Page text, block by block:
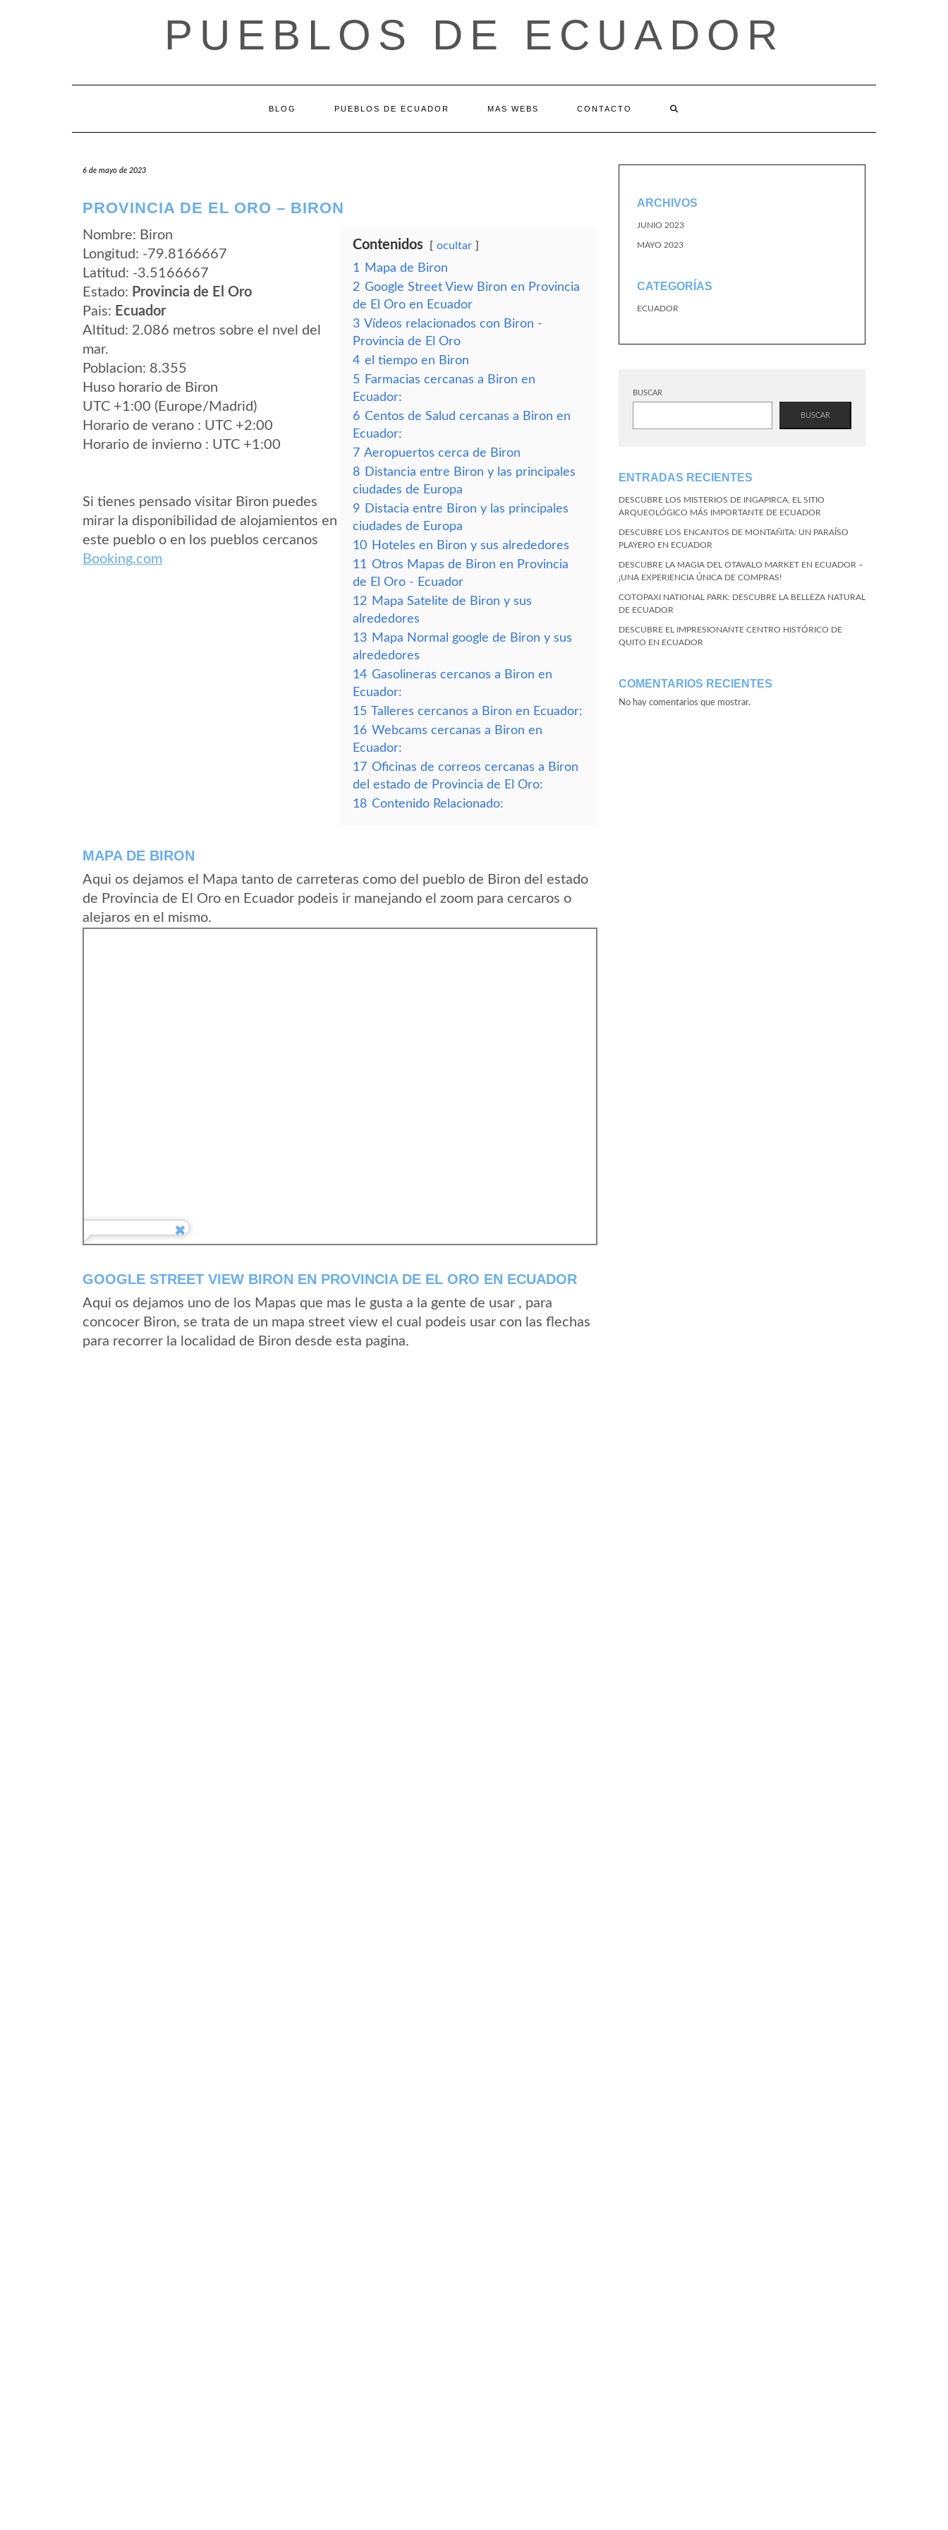
PUEBLOS DE ECUADOR
BLOG PUEBLOS DE ECUADOR MAS WEBS CONTACTO
6 de mayo de 2023
PROVINCIA DE EL ORO – BIRON
Nombre: Biron
Longitud: -79.8166667
Latitud: -3.5166667
Estado: Provincia de El Oro
Pais: Ecuador
Altitud: 2.086 metros sobre el nvel del
mar.
Poblacion: 8.355
Huso horario de Biron
UTC +1:00 (Europe/Madrid)
Horario de verano : UTC +2:00
Horario de invierno : UTC +1:00
Si tienes pensado visitar Biron puedes
mirar la disponibilidad de alojamientos en
este pueblo o en los pueblos cercanos
Booking.com
Contenidos ocultar
1
Mapa de Biron
2 Google Street View Biron en Provincia
de El Oro en Ecuador
3 Vídeos relacionados con Biron -
Provincia de El Oro
4 el tiempo en Biron
5 Farmacias cercanas a Biron en
Ecuador:
6 Centos de Salud cercanas a Biron en
Ecuador:
7 Aeropuertos cerca de Biron
8 Distancia entre Biron y las principales
ciudades de Europa
9 Distacia entre Biron y las principales
ciudades de Europa
10 Hoteles en Biron y sus alrededores
11 Otros Mapas de Biron en Provincia
de El Oro - Ecuador
12 Mapa Satelite de Biron y sus
alrededores
13 Mapa Normal google de Biron y sus
alrededores
14 Gasolineras cercanos a Biron en
Ecuador:
15 Talleres cercanos a Biron en Ecuador:
16 Webcams cercanas a Biron en
Ecuador:
17 Oficinas de correos cercanas a Biron
del estado de Provincia de El Oro:
18 Contenido Relacionado:
MAPA DE BIRON
Aqui os dejamos el Mapa tanto de carreteras como del pueblo de Biron del estado
de Provincia de El Oro en Ecuador podeis ir manejando el zoom para cercaros o
alejaros en el mismo.
GOOGLE STREET VIEW BIRON EN PROVINCIA DE EL ORO EN ECUADOR
Aqui os dejamos uno de los Mapas que mas le gusta a la gente de usar , para
concocer Biron, se trata de un mapa street view el cual podeis usar con las flechas
para recorrer la localidad de Biron desde esta pagina.
ARCHIVOS
JUNIO 2023
MAYO 2023
CATEGORÍAS
ECUADOR
BUSCAR
BUSCAR
ENTRADAS RECIENTES
DESCUBRE LOS MISTERIOS DE INGAPIRCA, EL SITIO
ARQUEOLÓGICO MÁS IMPORTANTE DE ECUADOR
DESCUBRE LOS ENCANTOS DE MONTAÑITA: UN PARAÍSO
PLAYERO EN ECUADOR
DESCUBRE LA MAGIA DEL OTAVALO MARKET EN ECUADOR –
¡UNA EXPERIENCIA ÚNICA DE COMPRAS!
COTOPAXI NATIONAL PARK: DESCUBRE LA BELLEZA NATURAL
DE ECUADOR
DESCUBRE EL IMPRESIONANTE CENTRO HISTÓRICO DE
QUITO EN ECUADOR
COMENTARIOS RECIENTES
No hay comentarios que mostrar.